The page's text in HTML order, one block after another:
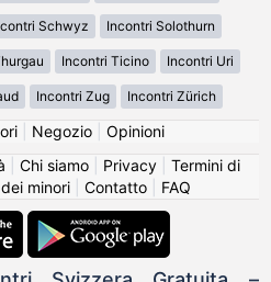
Schwyz Incontri Solothurn
Incontri Ticino Incontri Uri
Incontri Zug Incontri Zürich
| Negozio| Opinioni
Chi siamo| Privacy| Termini di
minori| Contatto| FAQ